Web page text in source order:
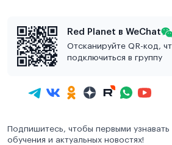
Red Planet в WeChat
Отсканируйте QR-код,
подключиться в группу
Подпишитесь, чтобы первыми
обучения и актуальных новостях!